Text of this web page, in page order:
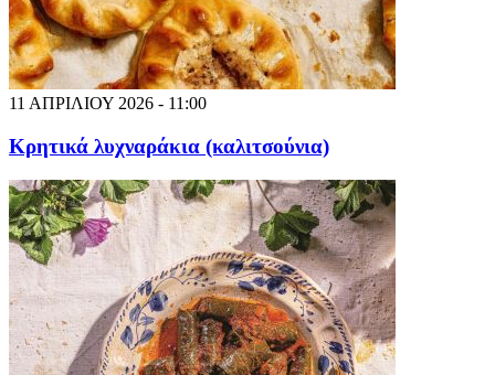
11 ΑΠΡΙΛΙΟΥ 2026 - 11:00
Κρητικά λυχναράκια (καλιτσούνια)